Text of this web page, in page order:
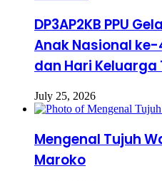
DP3AP2KB PPU
Anak Nasional ke-
dan Hari Keluarga
July 25, 2026
Mengenal Tujuh
Maroko